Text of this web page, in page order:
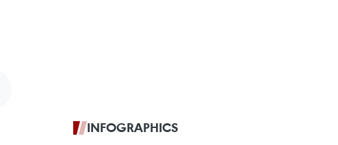
INFOGRAPHICS